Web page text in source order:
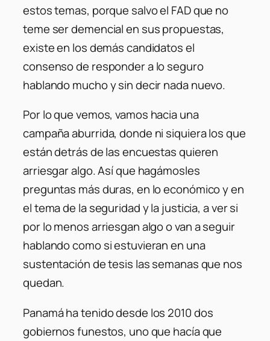
estos temas, porque salvo el FAD que no
teme ser demencial en sus propuestas,
existe en los demás candidatos el
consenso de responder a lo seguro
hablando mucho y sin decir nada nuevo.
Por lo que vemos, vamos hacia una
campaña aburrida, donde ni siquiera los que
están detrás de las encuestas quieren
arriesgar algo. Así que hagámosles
preguntas más duras, en lo económico y en
el tema de la seguridad y la justicia, a ver si
por lo menos arriesgan algo o van a seguir
hablando como si estuvieran en una
sustentación de tesis las semanas que nos
quedan.
Panamá ha tenido desde los 2010 dos
gobiernos funestos, uno que hacía que